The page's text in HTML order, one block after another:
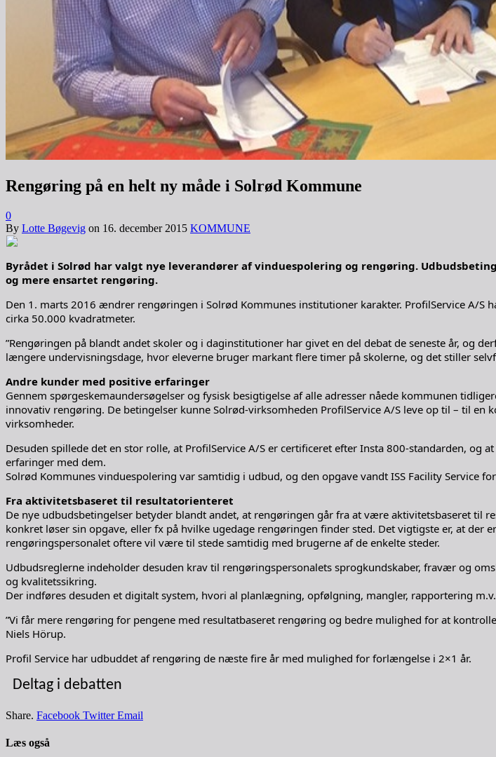
Rengøring på en helt ny måde i Solrød Kommune
0
By Lotte Bøgevig on 16. december 2015 KOMMUNE
Byrådet i Solrød har valgt nye leverandører af vinduespolering og rengøring.
og mere ensartet rengøring.
Den 1. marts 2016 ændrer rengøringen i Solrød Kommunes institutioner karakter. ProfilService A/
cirka 50.000 kvadratmeter.
”Rengøringen på blandt andet skoler og i daginstitutioner har givet en del debat de seneste år, og
længere undervisningsdage, hvor eleverne bruger markant flere timer på skolerne, og det stiller
Andre kunder med positive erfaringer
Gennem spørgeskemaundersøgelser og fysisk besigtigelse af alle adresser nåede kommunen
innovativ rengøring. De betingelser kunne Solrød-virksomheden ProfilService A/S leve op til – til
virksomheder.
Desuden spillede det en stor rolle, at ProfilService A/S er certificeret efter Insta 800-standarden, og
erfaringer med dem.
Solrød Kommunes vinduespolering var samtidig i udbud, og den opgave vandt ISS Facility Service
Fra aktivitetsbaseret til resultatorienteret
De nye udbudsbetingelser betyder blandt andet, at rengøringen går fra at være aktivitetsbaseret
konkret løser sin opgave, eller fx på hvilke ugedage rengøringen finder sted. Det vigtigste er, at
rengøringspersonalet oftere vil være til stede samtidig med brugerne af de enkelte steder.
Udbudsreglerne indeholder desuden krav til rengøringspersonalets sprogkundskaber, fravær og
og kvalitetssikring.
Der indføres desuden et digitalt system, hvori al planlægning, opfølgning, mangler, rapportering
”Vi får mere rengøring for pengene med resultatbaseret rengøring og bedre mulighed for at
Niels Hörup.
Profil Service har udbuddet af rengøring de næste fire år med mulighed for forlængelse i 2×1 år.
Deltag i debatten
Share. Facebook Twitter Email
Læs også